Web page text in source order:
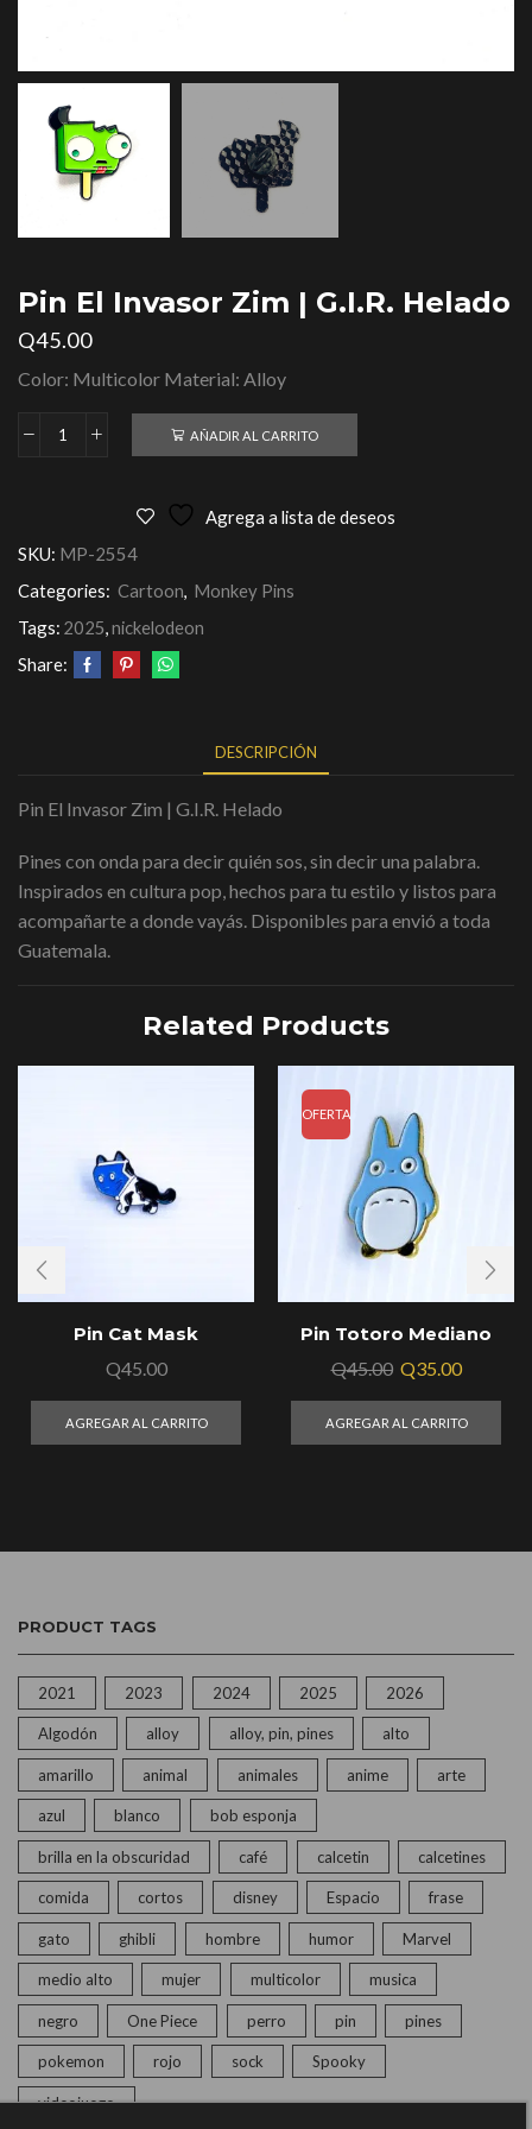
Pin El Invasor Zim | G.I.R. Helado
Q45.00
Color: Multicolor Material: Alloy
AÑADIR AL CARRITO
Agrega a lista de deseos
SKU: MP-2554
Categories: Cartoon, Monkey Pins
Tags: 2025,nickelodeon
Share:
DESCRIPCIÓN
Pin El Invasor Zim | G.I.R. Helado
Pines con onda para decir quién sos, sin decir una palabra.
Inspirados en cultura pop, hechos para tu estilo y listos para
acompañarte a donde vayás. Disponibles para envió a toda
Guatemala.
Related Products
Pin Cat Mask
Q45.00
AGREGAR AL CARRITO
OFERTA
Pin Totoro Mediano
Q45.00 Q35.00
AGREGAR AL CARRITO
PRODUCT TAGS
2021 2023 2024 2025 2026
Algodón alloy alloy, pin, pines alto
amarillo animal animales anime arte
azul blanco bob esponja
brilla en la obscuridad café calcetin calcetines
comida cortos disney Espacio frase
gato ghibli hombre humor Marvel
medio alto mujer multicolor musica
negro One Piece perro pin pines
pokemon rojo sock Spooky
videojuego